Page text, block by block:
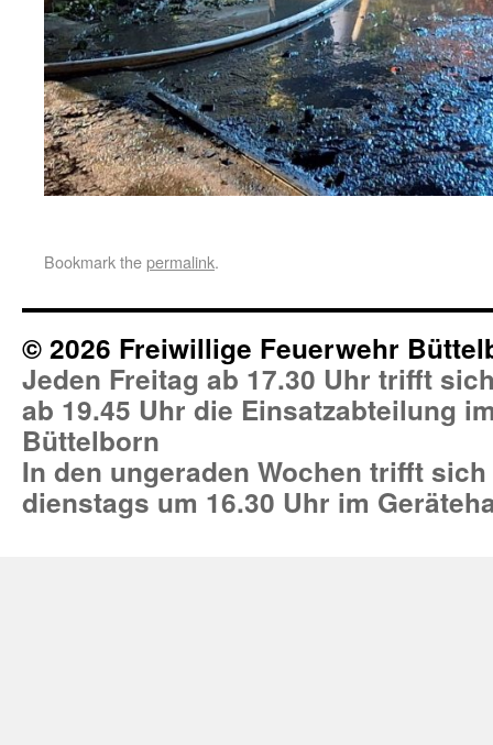
Bookmark thepermalink.
© 2026 Freiwillige Feuerwehr
Jeden Freitag ab 17.30 Uhr trifft
ab 19.45 Uhr die Einsatzabteilung
Büttelborn
In den ungeraden Wochen trifft
dienstags um 16.30 Uhr im